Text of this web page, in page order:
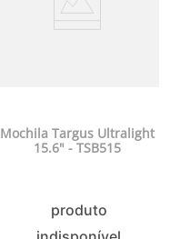
Mochila Targus Ultralight
15.6" - TSB515